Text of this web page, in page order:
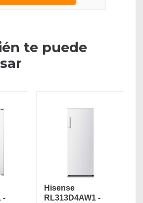
te puede
-
Hisense
RL313D4AW1 -